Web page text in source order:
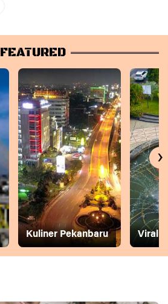
FEATURED
Kuliner Pekanbaru Viral
›